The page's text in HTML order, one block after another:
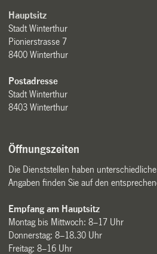
Hauptsitz
Stadt Winterthur
Pionierstrasse 7
8400 Winterthur
Postadresse
Stadt Winterthur
8403 Winterthur
Öffnungszeiten
Die Dienststellen haben
Angaben finden Sie auf den
Empfang am Hauptsitz
Montag bis Mittwoch: 8–17 Uhr
Donnerstag: 8–18.30 Uhr
Freitag: 8–16 Uhr